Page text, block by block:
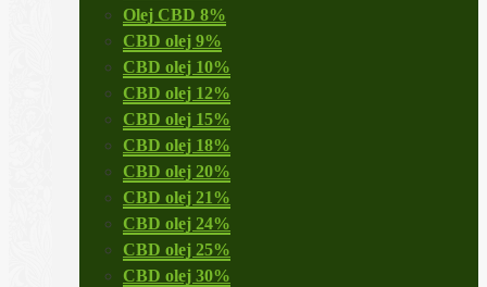
Olej CBD 8%
CBD olej 9%
CBD olej 10%
CBD olej 12%
CBD olej 15%
CBD olej 18%
CBD olej 20%
CBD olej 21%
CBD olej 24%
CBD olej 25%
CBD olej 30%